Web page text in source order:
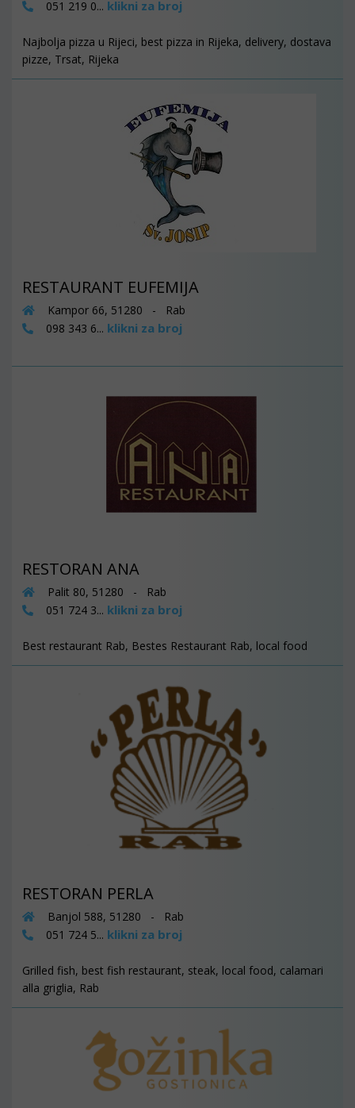
051 219 0... klikni za broj
Najbolja pizza u Rijeci, best pizza in Rijeka, delivery, dostava
pizze, Trsat, Rijeka
RESTAURANT EUFEMIJA
Kampor 66, 51280 - Rab
098 343 6... klikni za broj
RESTORAN ANA
Palit 80, 51280 - Rab
051 724 3... klikni za broj
Best restaurant Rab, Bestes Restaurant Rab, local food
RESTORAN PERLA
Banjol 588, 51280 - Rab
051 724 5... klikni za broj
Grilled fish, best fish restaurant, steak, local food, calamari
alla griglia, Rab